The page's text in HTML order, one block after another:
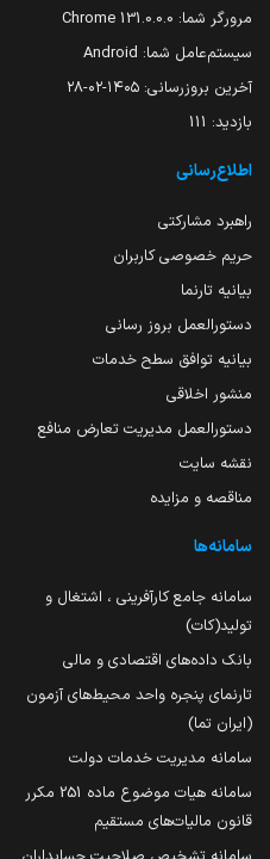
مرورگر شما: 131.0.0.0 Chrome
سیستم‌عامل شما: Android
آخرین بروزرسانی: ۱۴۰۵-۰۲-۲۸
بازدید: 111
اطلاع‌رسانی
راهبرد مشارکتی
حریم خصوصی کاربران
بیانیه تارنما
دستورالعمل بروز رسانی
بیانیه توافق سطح خدمات
منشور اخلاقی
دستورالعمل مدیریت تعارض منافع
نقشه سایت
مناقصه و مزایده
سامانه‌ها
سامانه جامع کارآفرینی ، اشتغال و
تولید(کات)
بانک داده‌های اقتصادی و مالی
تارنمای پنجره واحد محیط‌های آزمون
(ایران تما)
سامانه مدیریت خدمات دولت
سامانه هیات موضوع ماده 251 مکرر
قانون مالیات‌های مستقیم